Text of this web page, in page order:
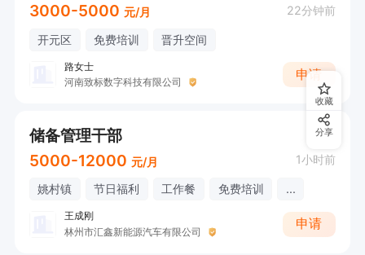
3000-5000 元/月 22分钟前
开元区 免费培训 晋升空间
路女士
河南致标数字科技有限公司
申请
储备管理干部
5000-12000 元/月 1小时前
姚村镇 节日福利 工作餐 免费培训 ...
王成刚
林州市汇鑫新能源汽车有限公司
申请
收藏
分享